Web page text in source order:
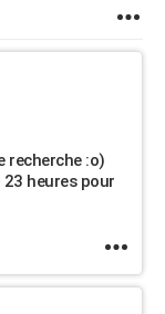
recherche :o)
heures pour